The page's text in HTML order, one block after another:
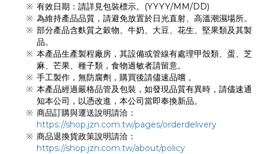
有效日期：請詳見包裝標示。(YYYY/MM/DD)
為維持產品品質，請避免放置於日光直射、高溫潮濕場所。
部分產品含麩質之穀物、牛奶、大豆、花生、堅果類及其製
品。
本產品生產製程廠房，其設備或管線有處理甲殼類、蛋、芝
麻、芒果、種子類，食物過敏者請留意。
手工製作，無防腐劑，購買後請儘速品嚐 。
本產品經過嚴格品管及包裝，如發現品質有異時，請儘速通
知本公司，以憑改進，本公司當即奉換新品。
商品訂購與運送說明請洽：
https://shop.jzn.com.tw/pages/orderdelivery
商品退換貨政策說明請洽：
https://shop.jzn.com.tw/about/policy